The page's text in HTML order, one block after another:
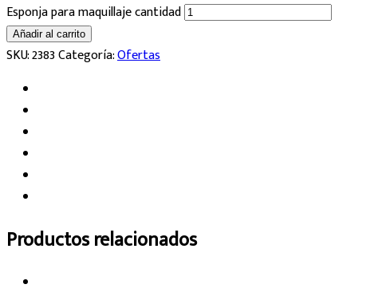
Esponja para maquillaje cantidad
Añadir al carrito
SKU:2383Categoría:Ofertas
Productos relacionados